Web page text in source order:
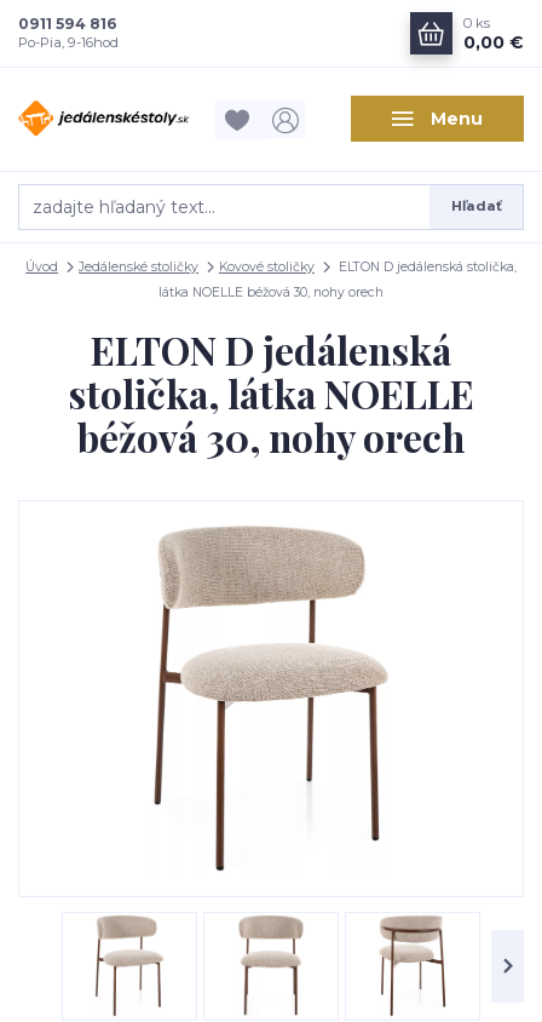
Menu
Hľadať
0911 594 816
Po-Pia, 9-16hod
0 ks
0,00 €
Úvod Jedálenské stoličky Kovové stoličky
ELTON D jedálenská stolička,
látka NOELLE béžová 30, nohy orech
ELTON D jedálenská
stolička, látka NOELLE
béžová 30, nohy orech